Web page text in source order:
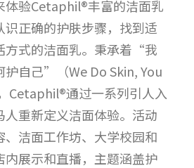
体验Cetaphil®丰富的洁面乳
识正确的护肤步骤，找到适
方式的洁面乳。秉承着“我
护自己”（We Do Skin, You
Cetaphil®通过一系列引人入
人重新定义洁面体验。活动
、洁面工作坊、大学校园和
内展示和直播，主题涵盖护